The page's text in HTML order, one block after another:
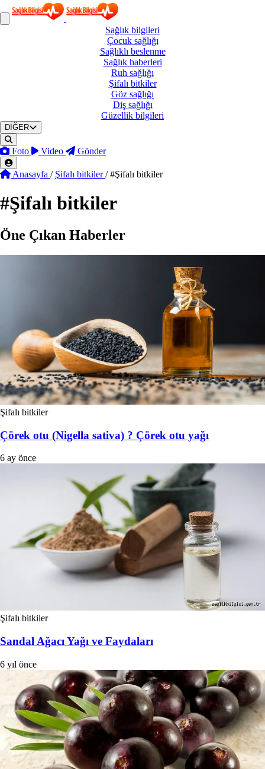
Sağlık bilgileri
Çocuk sağlığı
Sağlıklı beslenme
Sağlık haberleri
Ruh sağlığı
Şifalı bitkiler
Göz sağlığı
Diş sağlığı
Güzellik bilgileri
DİĞER
Foto Video Gönder
Anasayfa / Şifalı bitkiler/ #Şifalı bitkiler
#Şifalı bitkiler
Öne Çıkan Haberler
Şifalı bitkiler
Çörek otu (Nigella sativa) ? Çörek otu yağı
6 ay önce
Şifalı bitkiler
Sandal Ağacı Yağı ve Faydaları
6 yıl önce